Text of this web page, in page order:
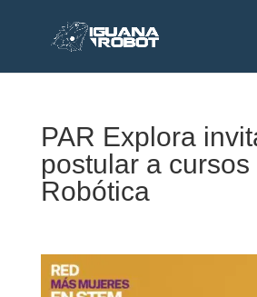
PAR Explora
postular a cursos
Robótica